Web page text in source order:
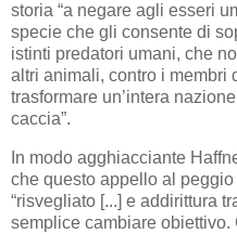
storia “a negare agli esseri
specie che gli consente di
istinti predatori umani, che
altri animali, contro i membri
trasformare un’intera
caccia”.
In modo agghiacciante
che questo appello al
“risvegliato [...] e addirittura
semplice cambiare obiettivo.